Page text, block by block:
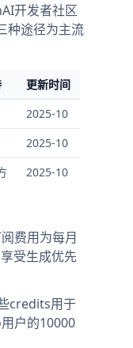
开发者社区
种途径为主流
更新时间
2025-10
2025-10
2025-10
费用为每月
受生成优先
credits用于
户的10000